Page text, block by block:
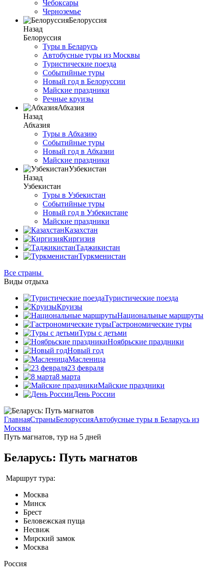
Чебоксары
Черноземье
Белоруссия
Назад
Белоруссия
Туры в Беларусь
Автобусные туры из Москвы
Туристические поезда
Событийные туры
Новый год в Белоруссии
Майские праздники
Речные круизы
Абхазия
Назад
Абхазия
Туры в Абхазию
Событийные туры
Новый год в Абхазии
Майские праздники
Узбекистан
Назад
Узбекистан
Туры в Узбекистан
Событийные туры
Новый год в Узбекистане
Майские праздники
Казахстан
Киргизия
Таджикистан
Туркменистан
Все страны
Виды отдыха
Туристические поезда
Круизы
Национальные маршруты
Гастрономические туры
Туры с детьми
Ноябрьские праздники
Новый год
Масленица
23 февраля
8 марта
Майские праздники
День России
ГлавнаяСтраныБелоруссияАвтобусные туры в Беларусь из
Москвы
Путь магнатов, тур на 5 дней
Беларусь: Путь магнатов
Маршрут тура:
Москва
Минск
Брест
Беловежская пуща
Несвиж
Мирский замок
Москва
Россия